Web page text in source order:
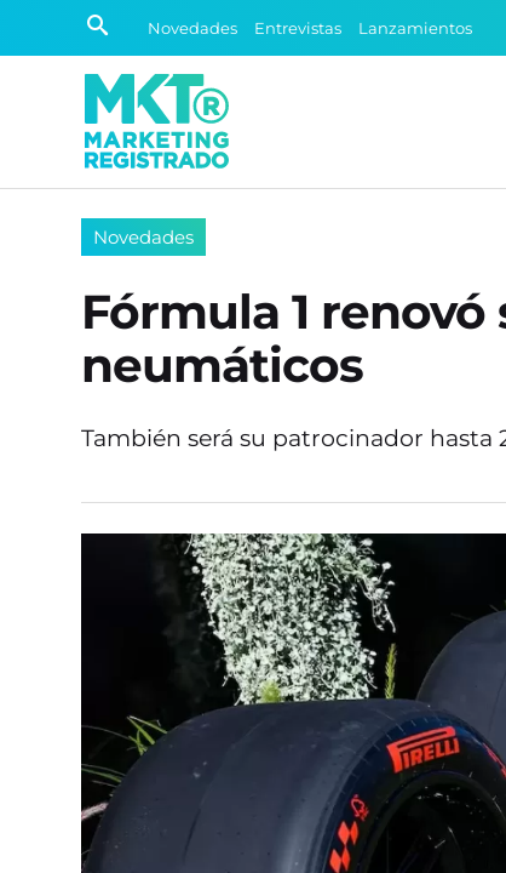
Novedades Entrevistas Lanzamientos
Novedades
Fórmula 1
neumáticos
También será su patrocinador hasta